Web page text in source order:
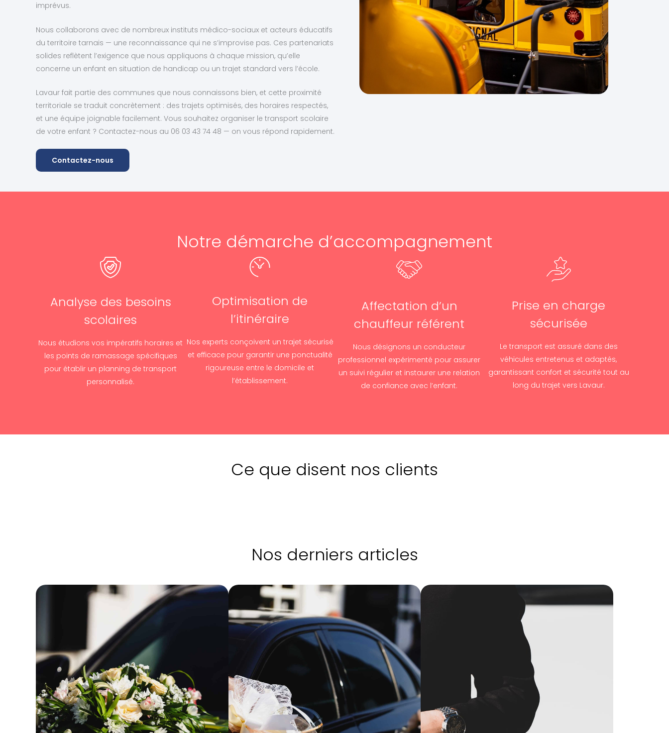
imprévus.
Nous collaborons avec de nombreux instituts médico-sociaux et acteurs éducatifs
du territoire tarnais — une reconnaissance qui ne s’improvise pas. Ces partenariats
solides reflètent l’exigence que nous appliquons à chaque mission, qu’elle
concerne un enfant en situation de handicap ou un trajet standard vers l’école.
Lavaur fait partie des communes que nous connaissons bien, et cette proximité
territoriale se traduit concrètement : des trajets optimisés, des horaires respectés,
et une équipe joignable facilement. Vous souhaitez organiser le transport scolaire
de votre enfant ? Contactez-nous au 06 03 43 74 48 — on vous répond rapidement.
Contactez-nous
Notre démarche d’accompagnement
Analyse des besoins
scolaires
Nous étudions vos impératifs horaires et
les points de ramassage spécifiques
pour établir un planning de transport
personnalisé.
Optimisation de
l’itinéraire
Nos experts conçoivent un trajet sécurisé
et efficace pour garantir une ponctualité
rigoureuse entre le domicile et
l’établissement.
Affectation d’un
chauffeur référent
Nous désignons un conducteur
professionnel expérimenté pour assurer
un suivi régulier et instaurer une relation
de confiance avec l’enfant.
Prise en charge
sécurisée
Le transport est assuré dans des
véhicules entretenus et adaptés,
garantissant confort et sécurité tout au
long du trajet vers Lavaur.
Ce que disent nos clients
Nos derniers articles